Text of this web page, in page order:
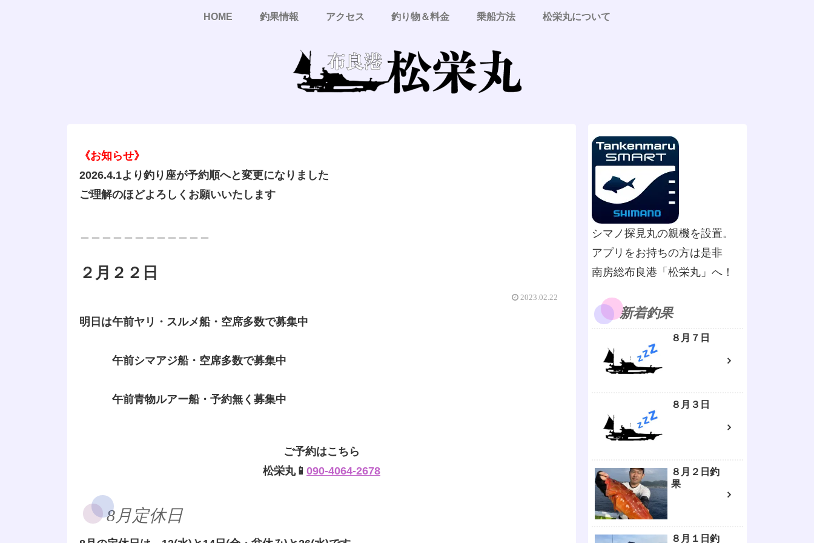
HOME 釣果情報 アクセス 釣り物＆料金 乗船方法 松栄丸について
《お知らせ》
2026.4.1より釣り座が予約順へと変更になりました
ご理解のほどよろしくお願いいたします
２月２２日
2023.02.22
明日は午前ヤリ・スルメ船・空席多数で募集中
午前シマアジ船・空席多数で募集中
午前青物ルアー船・予約無く募集中
ご予約はこちら
松栄丸📱 090-4064-2678
8月定休日
シマノ探見丸の親機を設置。
アプリをお持ちの方は是非
南房総布良港「松栄丸」へ！
新着釣果
８月７日
８月３日
８月２日釣
果
８月１日釣